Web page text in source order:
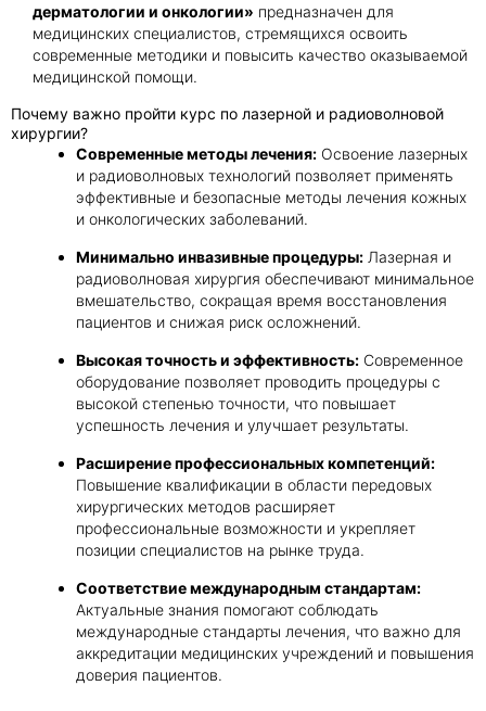
дерматологии и онкологии» предназначен для
медицинских специалистов, стремящихся освоить
современные методики и повысить качество оказываемой
медицинской помощи.
Почему важно пройти курс по лазерной и радиоволновой
хирургии?
Современные методы лечения: Освоение лазерных
и радиоволновых технологий позволяет применять
эффективные и безопасные методы лечения кожных
и онкологических заболеваний.
Минимально инвазивные процедуры: Лазерная и
радиоволновая хирургия обеспечивают минимальное
вмешательство, сокращая время восстановления
пациентов и снижая риск осложнений.
Высокая точность и эффективность: Современное
оборудование позволяет проводить процедуры с
высокой степенью точности, что повышает
успешность лечения и улучшает результаты.
Расширение профессиональных компетенций:
Повышение квалификации в области передовых
хирургических методов расширяет
профессиональные возможности и укрепляет
позиции специалистов на рынке труда.
Соответствие международным стандартам:
Актуальные знания помогают соблюдать
международные стандарты лечения, что важно для
аккредитации медицинских учреждений и повышения
доверия пациентов.